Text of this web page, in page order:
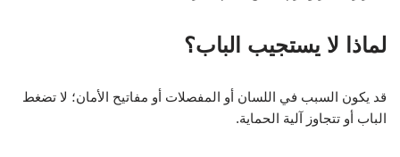
لماذا لا يستجيب الباب؟
قد يكون السبب في اللسان أو المفصلات أو مفاتيح الأمان؛ لا تضغط
الباب أو تتجاوز آلية الحماية.